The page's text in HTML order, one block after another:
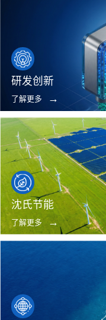
研发创新
了解更多
沈氏节能
了解更多